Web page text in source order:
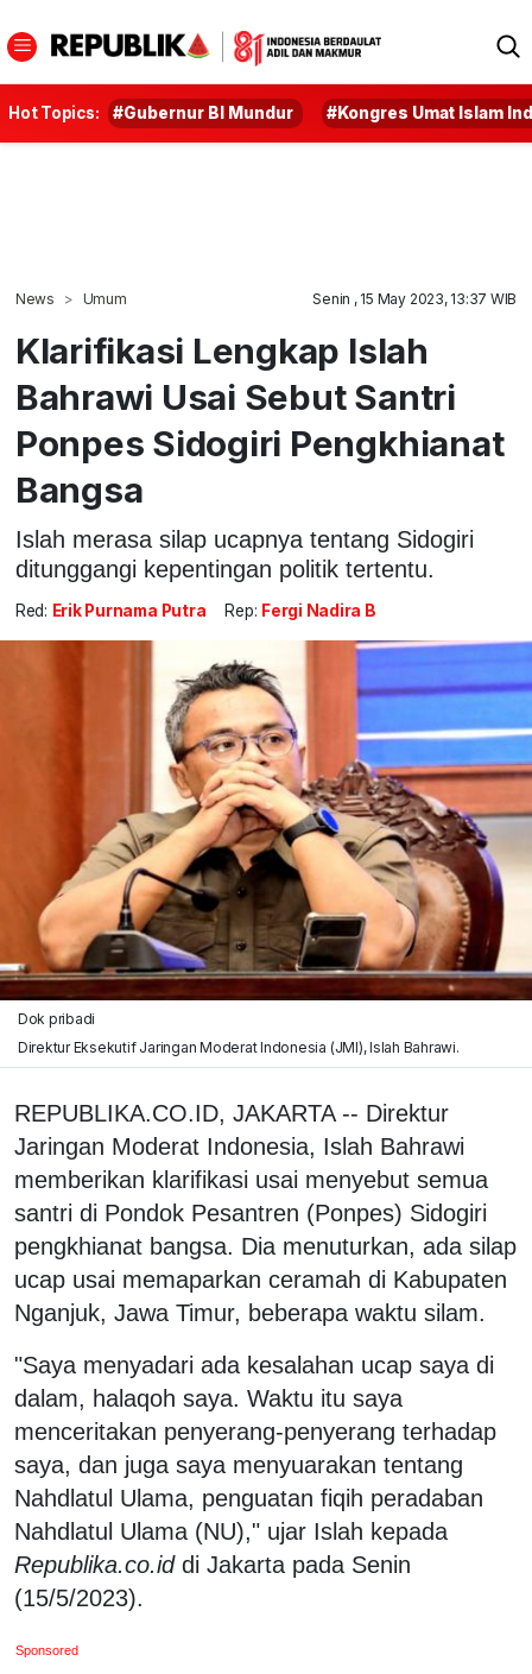
Hot Topics: #Gubernur BI Mundur #Kongres Umat Islam
News Umum Senin , 15 May 2023, 13:37 WIB
Klarifikasi Lengkap Islah
Bahrawi Usai Sebut Santri
Ponpes Sidogiri Pengkhianat
Bangsa
Islah merasa silap ucapnya tentang Sidogiri
ditunggangi kepentingan politik tertentu.
Red: Erik Purnama Putra Rep: Fergi Nadira B
Dok pribadi
Direktur Eksekutif Jaringan Moderat Indonesia (JMI), Islah Bahrawi.
REPUBLIKA.CO.ID, JAKARTA -- Direktur
Jaringan Moderat Indonesia, Islah Bahrawi
memberikan klarifikasi usai menyebut semua
santri di Pondok Pesantren (Ponpes) Sidogiri
pengkhianat bangsa. Dia menuturkan, ada silap
ucap usai memaparkan ceramah di Kabupaten
Nganjuk, Jawa Timur, beberapa waktu silam.
"Saya menyadari ada kesalahan ucap saya di
dalam, halaqoh saya. Waktu itu saya
menceritakan penyerang-penyerang terhadap
saya, dan juga saya menyuarakan tentang
Nahdlatul Ulama, penguatan fiqih peradaban
Nahdlatul Ulama (NU)," ujar Islah kepada
Republika.co.iddi Jakarta pada Senin
(15/5/2023).
Sponsored